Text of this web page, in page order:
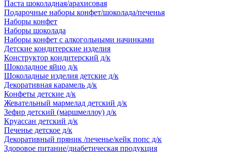
Паста шоколадная/арахисовая
Подарочные наборы конфет/шоколада/печенья
Наборы конфет
Наборы шоколада
Наборы конфет с алкогольными начинками
Детские кондитерские изделия
Конструктор кондитерский д/к
Шоколадное яйцо д/к
Шоколадные изделия детские д/к
Декоративная карамель д/к
Конфеты детские д/к
Жевательный мармелад детский д/к
Зефир детский (маршмеллоу) д/к
Круассан детский д/к
Печенье детское д/к
Декоративный пряник /печенье/кейк попс д/к
Здоровое питание/диабетическая продукция